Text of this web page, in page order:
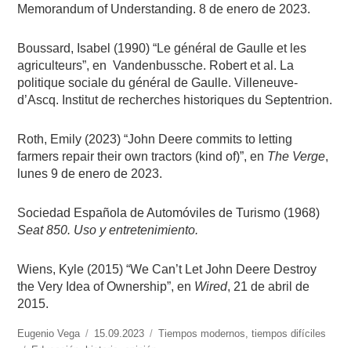
Memorandum of Understanding. 8 de enero de 2023.
Boussard, Isabel (1990) “Le général de Gaulle et les
agriculteurs”, en Vandenbussche. Robert et al. La
politique sociale du général de Gaulle. Villeneuve-
d’Ascq. Institut de recherches historiques du Septentrion.
Roth, Emily (2023) “John Deere commits to letting
farmers repair their own tractors (kind of)”, en The Verge,
lunes 9 de enero de 2023.
Sociedad Española de Automóviles de Turismo (1968)
Seat 850. Uso y entretenimiento.
Wiens, Kyle (2015) “We Can’t Let John Deere Destroy
the Very Idea of Ownership”, en Wired, 21 de abril de
2015.
https://www.experimenta.es/author/info1/
Eugenio Vega
Publicado
15.09.2023 Categorías
Tiempos modernos, tiempos difíciles